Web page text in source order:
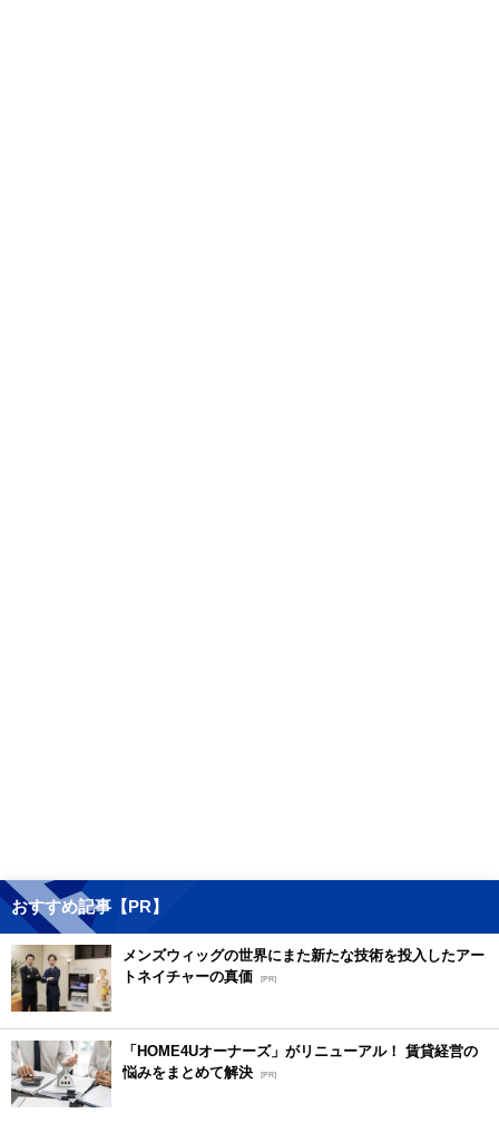
おすすめ記事【PR】
メンズウィッグの世界にまた新たな技術を投入したアー
トネイチャーの真価 [PR]
「HOME4Uオーナーズ」がリニューアル！ 賃貸経営の
悩みをまとめて解決 [PR]